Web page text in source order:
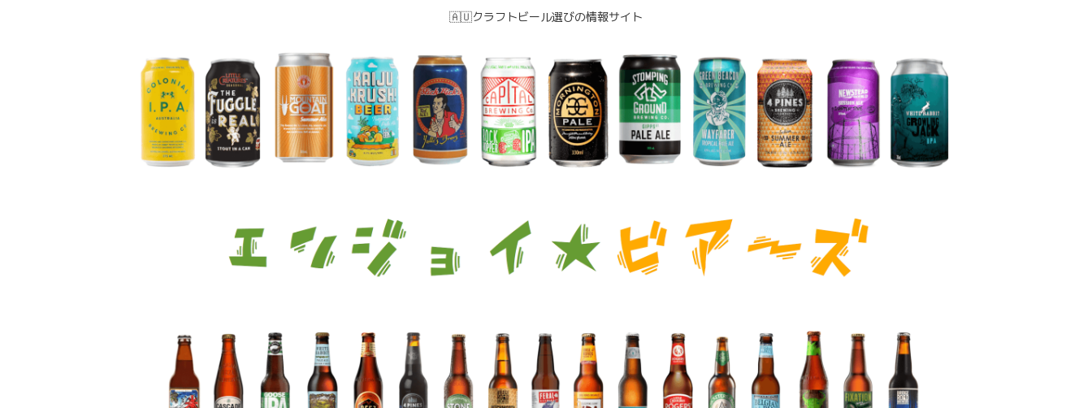
🇦🇺クラフトビール選びの情報サイト